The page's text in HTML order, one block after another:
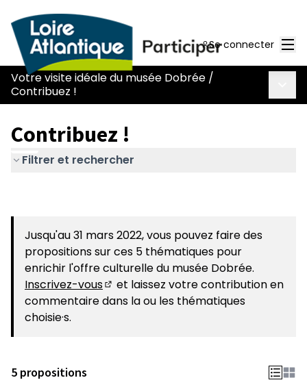
Se connecter
Votre visite idéale du musée Dobrée /
Contribuez !
Contribuez !
Filtrer et rechercher
Jusqu'au 31 mars 2022, vous pouvez faire des
propositions sur ces 5 thématiques pour
enrichir l'offre culturelle du musée Dobrée.
Inscrivez-vous
(S'ouvre dans un nouvel onglet)
et laissez votre contribution en
commentaire dans la ou les thématiques
choisie·s.
5 propositions